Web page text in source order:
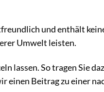
und enthält
Umwelt leisten.
lassen. So tragen Sie
einen Beitrag zu einer